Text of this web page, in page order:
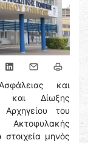
και
και Δίωξης
του
στοιχεία μηνός